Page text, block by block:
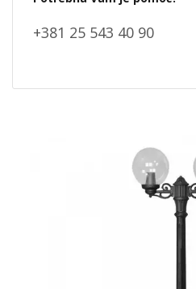
+381 25 543 40 90